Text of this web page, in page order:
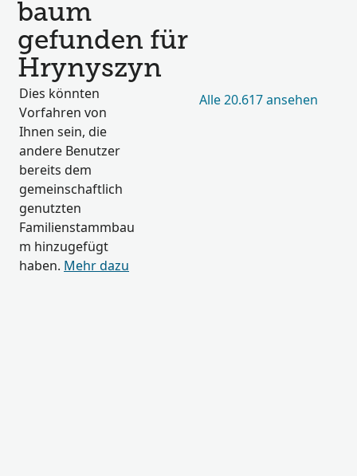
baum
gefunden für
Hrynyszyn
Dies könnten
Vorfahren von
Ihnen sein, die
andere Benutzer
bereits dem
gemeinschaftlich
genutzten
Familienstammbau
m hinzugefügt
haben. Mehr dazu
Alle 20.617 ansehen